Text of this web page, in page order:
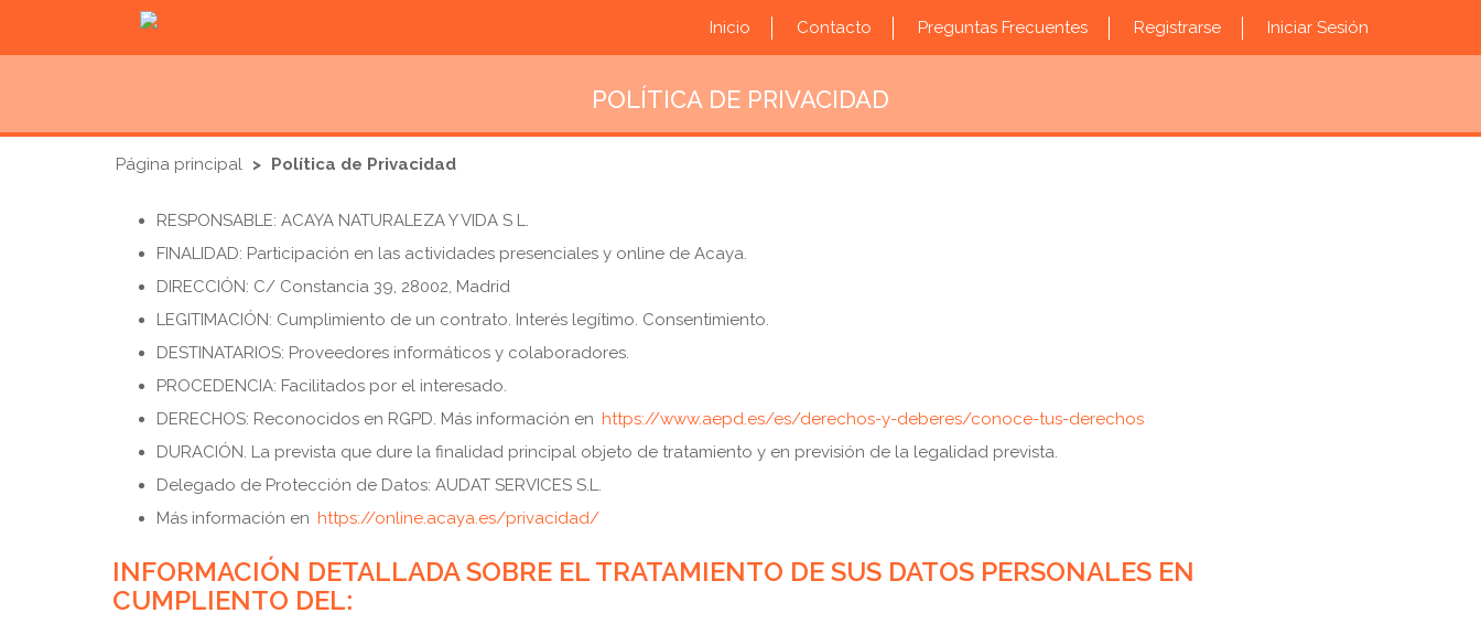
Inicio Contacto Preguntas Frecuentes Registrarse Iniciar Sesión
POLÍTICA DE PRIVACIDAD
Página principal Política de Privacidad
RESPONSABLE: ACAYA NATURALEZA Y VIDA S L.
FINALIDAD: Participación en las actividades presenciales y online de Acaya.
DIRECCIÓN: C/ Constancia 39, 28002, Madrid
LEGITIMACIÓN: Cumplimiento de un contrato. Interés legítimo. Consentimiento.
DESTINATARIOS: Proveedores informáticos y colaboradores.
PROCEDENCIA: Facilitados por el interesado.
DERECHOS: Reconocidos en RGPD. Más información en https://www.aepd.es/es/derechos-y-deberes/conoce-tus-derechos
DURACIÓN. La prevista que dure la finalidad principal objeto de tratamiento y en previsión de la legalidad prevista.
Delegado de Protección de Datos: AUDAT SERVICES S.L.
Más información en https://online.acaya.es/privacidad/
INFORMACIÓN DETALLADA SOBRE EL TRATAMIENTO DE SUS DATOS PERSONALES EN
CUMPLIENTO DEL: